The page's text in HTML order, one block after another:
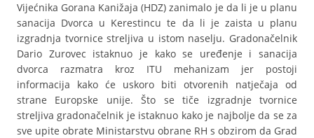
Vijećnika Gorana Kanižaja (HDZ) zanimalo je da li je u planu
sanacija Dvorca u Kerestincu te da li je zaista u planu
izgradnja tvornice streljiva u istom naselju. Gradonačelnik
Dario Zurovec istaknuo je kako se uređenje i sanacija
dvorca razmatra kroz ITU mehanizam jer postoji
informacija kako će uskoro biti otvorenih natječaja od
strane Europske unije. Što se tiče izgradnje tvornice
streljiva gradonačelnik je istaknuo kako je najbolje da se za
sve upite obrate Ministarstvu obrane RH s obzirom da Grad